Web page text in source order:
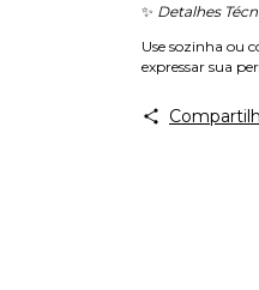
✨ Detalhes
Use sozinha ou
expressar sua